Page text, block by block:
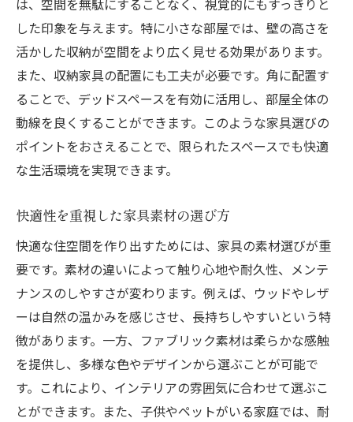
は、空間を無駄にすることなく、視覚的にもすっきりと
した印象を与えます。特に小さな部屋では、壁の高さを
活かした収納が空間をより広く見せる効果があります。
また、収納家具の配置にも工夫が必要です。角に配置す
ることで、デッドスペースを有効に活用し、部屋全体の
動線を良くすることができます。このような家具選びの
ポイントをおさえることで、限られたスペースでも快適
な生活環境を実現できます。
快適性を重視した家具素材の選び方
快適な住空間を作り出すためには、家具の素材選びが重
要です。素材の違いによって触り心地や耐久性、メンテ
ナンスのしやすさが変わります。例えば、ウッドやレザ
ーは自然の温かみを感じさせ、長持ちしやすいという特
徴があります。一方、ファブリック素材は柔らかな感触
を提供し、多様な色やデザインから選ぶことが可能で
す。これにより、インテリアの雰囲気に合わせて選ぶこ
とができます。また、子供やペットがいる家庭では、耐